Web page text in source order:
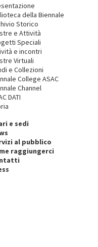
della Biennale
Storico
e Attività
Speciali
e incontri
Virtuali
e Collezioni
College ASAC
Channel
DATI
e sedi
al pubblico
raggiungerci